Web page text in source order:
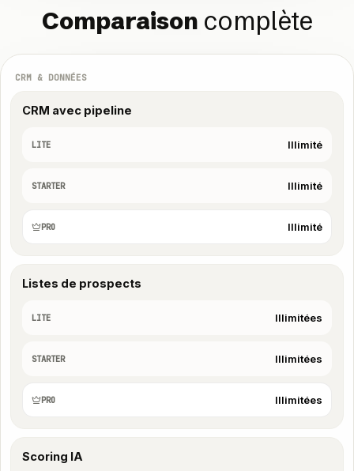
Comparaison complète
Comparaison
CRM & DONNÉES
CRM avec pipeline
LITE Illimité
STARTER Illimité
PRO Illimité
Listes de prospects
LITE Illimitées
STARTER Illimitées
PRO Illimitées
Scoring IA